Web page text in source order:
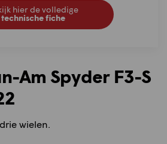
hier de volledige
technische fiche
Am Spyder F3-S
wielen.